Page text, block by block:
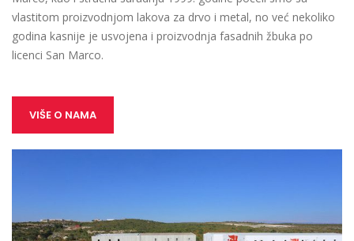
vlastitom proizvodnjom lakova za drvo i metal, no već nekoliko
godina kasnije je usvojena i proizvodnja fasadnih žbuka po
licenci San Marco.
VIŠE O NAMA